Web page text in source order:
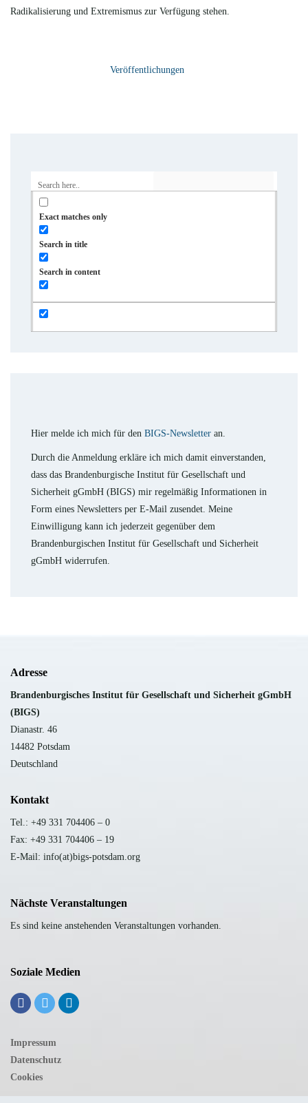
Radikalisierung und Extremismus zur Verfügung stehen.
Veröffentlichungen
Exact matches only
Search in title
Search in content
Hier melde ich mich für den BIGS-Newsletter an.
Durch die Anmeldung erkläre ich mich damit einverstanden,
dass das Brandenburgische Institut für Gesellschaft und
Sicherheit gGmbH (BIGS) mir regelmäßig Informationen in
Form eines Newsletters per E-Mail zusendet. Meine
Einwilligung kann ich jederzeit gegenüber dem
Brandenburgischen Institut für Gesellschaft und Sicherheit
gGmbH widerrufen.
Adresse
Brandenburgisches Institut für Gesellschaft und Sicherheit gGmbH
(BIGS)
Dianastr. 46
14482 Potsdam
Deutschland
Kontakt
Tel.: +49 331 704406 – 0
Fax: +49 331 704406 – 19
E-Mail: info(at)bigs-potsdam.org
Nächste Veranstaltungen
Es sind keine anstehenden Veranstaltungen vorhanden.
Soziale Medien
Impressum
Datenschutz
Cookies